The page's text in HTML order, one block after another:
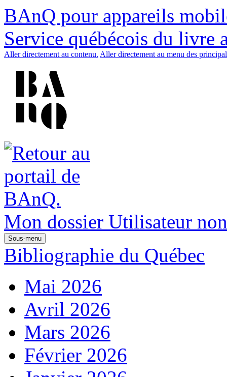
BAnQ pour appareils
Service québécois du livre
Aller directement au contenu. Aller directement au menu des
Mon dossier Utilisateur
Sous-menu
Bibliographie du Québec
Mai 2026
Avril 2026
Mars 2026
Février 2026